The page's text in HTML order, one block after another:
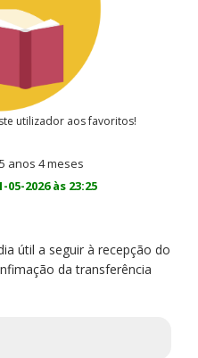
utilizador aos favoritos!
5 anos 4 meses
2026 às 23:25
útil a seguir à recepção do
da transferência